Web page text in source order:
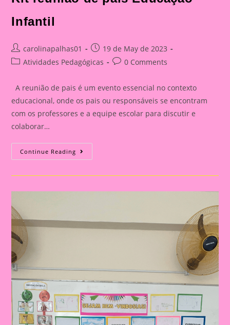
Infantil
Post
author:
carolinapalhas01
Post
published:
19 de May de 2023
PostAtividades Pedagógicas
Post0 Comments
A reunião de pais é um evento essencial no contexto
educacional, onde os pais ou responsáveis se encontram
com os professores e a equipe escolar para discutir e
colaborar…
Continue Reading Kit
Reunião
Pais